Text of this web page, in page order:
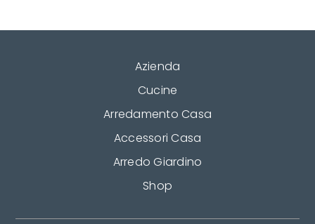
Azienda
Cucine
Arredamento Casa
Accessori Casa
Arredo Giardino
Shop